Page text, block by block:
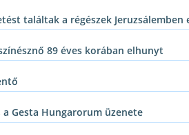
találtak a régészek Jeruzsálemben
89 éves korában elhunyt
Gesta Hungarorum üzenete